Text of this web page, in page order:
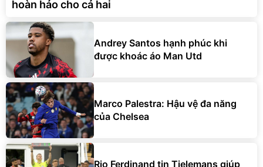
hoàn hảo cho cả hai
Andrey Santos hạnh phúc khi
được khoác áo Man Utd
Marco Palestra: Hậu vệ đa năng
của Chelsea
Rio Ferdinand tin Tielemans giúp